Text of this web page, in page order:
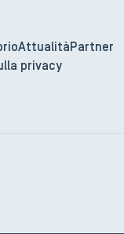
Attualità Partner
privacy